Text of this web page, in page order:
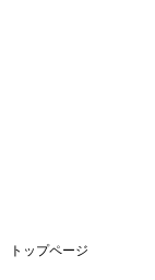
トップページ